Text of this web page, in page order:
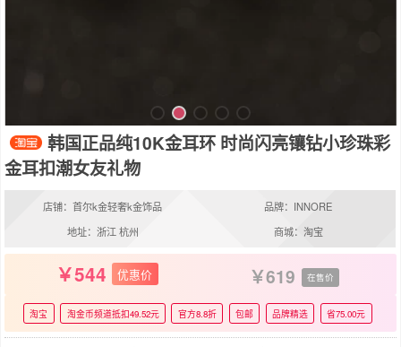
韩国正品纯10K金耳环 时尚闪亮镶钻小珍珠彩
金耳扣潮女友礼物
店铺：首尔k金轻奢k金饰品
品牌：INNORE
地址：浙江 杭州
商城：淘宝
544 优惠价 619 在售价
淘宝 淘金币频道抵扣49.52元 官方8.8折 包邮 品牌精选 省75.00元